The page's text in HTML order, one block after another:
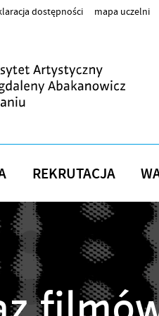
dostępności mapa uczelni
REKRUTACJA